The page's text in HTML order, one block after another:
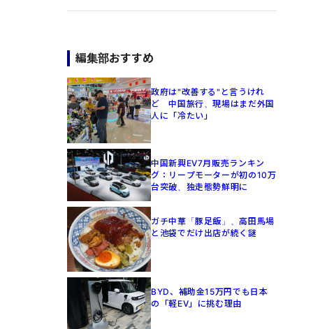
編集部おすすめ
政府は"改善する"と言うけれ
ど 中国旅行、現場はまだ外国
人に「冷たい」
中国新興EV7月販売ランキン
グ：リープモーターが初の10万
台突破、独走態勢鮮明に
ガチ中華「豚足飯」、高田馬場
と池袋でだけ出店が続く謎
BYD、補助金15万円でも日本
の「軽EV」に挑む理由